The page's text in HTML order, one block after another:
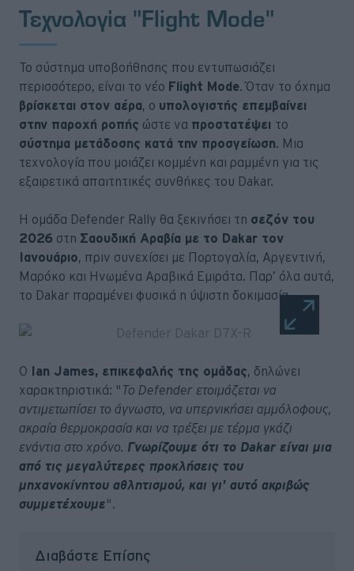
Τεχνολογία "Flight Mode"
Το σύστημα υποβοήθησης που εντυπωσιάζει
περισσότερο, είναι το νέο Flight Mode. Όταν το όχημα
βρίσκεται στον αέρα, ο υπολογιστής επεμβαίνει
στην παροχή ροπής ώστε να προστατέψει το
σύστημα μετάδοσης κατά την προσγείωση. Μια
τεχνολογία που μοιάζει κομμένη και ραμμένη για τις
εξαιρετικά απαιτητικές συνθήκες του Dakar.
Η ομάδα Defender Rally θα ξεκινήσει τη σεζόν του
2026 στη Σαουδική Αραβία με το Dakar τον
Ιανουάριο, πριν συνεχίσει με Πορτογαλία, Αργεντινή,
Μαρόκο και Ηνωμένα Αραβικά Εμιράτα. Παρ’ όλα αυτά,
το Dakar παραμένει φυσικά η ύψιστη δοκιμασία.
Ο Ian James, επικεφαλής της ομάδας, δηλώνει
χαρακτηριστικά: " Το Defender ετοιμάζεται να
αντιμετωπίσει το άγνωστο, να υπερνικήσει αμμόλοφους,
ακραία θερμοκρασία και να τρέξει με τέρμα γκάζι
ενάντια στο χρόνο. Γνωρίζουμε ότι το Dakar είναι μια
από τις μεγαλύτερες προκλήσεις του
μηχανοκίνητου αθλητισμού, και γι' αυτό ακριβώς
συμμετέχουμε".
Διαβάστε Επίσης